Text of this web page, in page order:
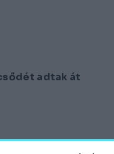
adtak át